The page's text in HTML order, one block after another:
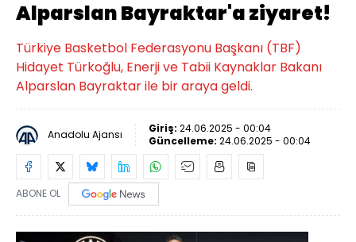
Alparslan Bayraktar'a ziyaret!
Türkiye Basketbol Federasyonu Başkanı (TBF)
Hidayet Türkoğlu, Enerji ve Tabii Kaynaklar Bakanı
Alparslan Bayraktar ile bir araya geldi.
Anadolu Ajansı Giriş: 24.06.2025 - 00:04
Güncelleme: 24.06.2025 - 00:04
ABONE OL